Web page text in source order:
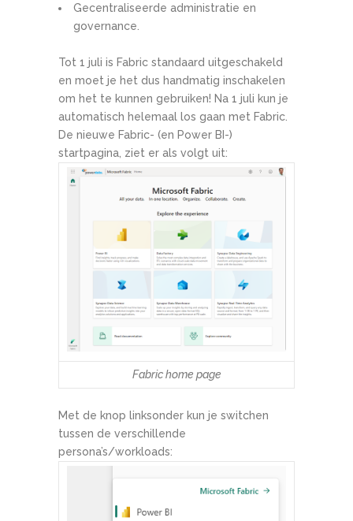
Gecentraliseerde administratie en
governance.
Tot 1 juli is Fabric standaard uitgeschakeld
en moet je het dus handmatig inschakelen
om het te kunnen gebruiken! Na 1 juli kun je
automatisch helemaal los gaan met Fabric.
De nieuwe Fabric- (en Power BI-)
startpagina, ziet er als volgt uit:
Fabric home page
Met de knop linksonder kun je switchen
tussen de verschillende
persona’s/workloads: